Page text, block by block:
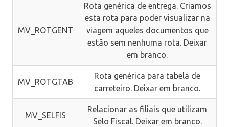
MV_ROTGENT
Rota genérica de entrega. Criamos
esta rota para poder visualizar na
viagem aqueles documentos que
estão sem nenhuma rota. Deixar
em branco.
MV_ROTGTAB
Rota genérica para tabela de
carreteiro. Deixar em branco.
MV_SELFIS
Relacionar as filiais que utilizam
Selo Fiscal. Deixar em branco.